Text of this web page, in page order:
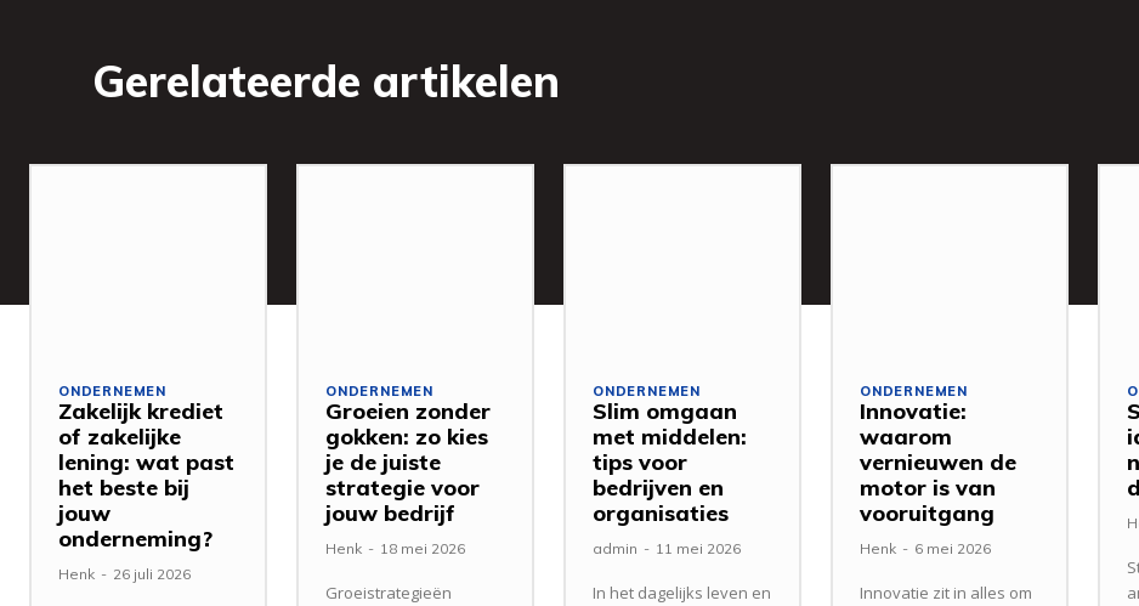
Gerelateerde artikelen
ONDERNEMEN
Zakelijk krediet
of zakelijke
lening: wat past
het beste bij
jouw
onderneming?
Henk - 26 juli 2026
ONDERNEMEN
Groeien zonder
gokken: zo kies
je de juiste
strategie voor
jouw bedrijf
Henk - 18 mei 2026
Groeistrategieën
ONDERNEMEN
Slim omgaan
met middelen:
tips voor
bedrijven en
organisaties
admin - 11 mei 2026
In het dagelijks leven en
ONDERNEMEN
Innovatie:
waarom
vernieuwen de
motor is van
vooruitgang
Henk - 6 mei 2026
Innovatie zit in alles om